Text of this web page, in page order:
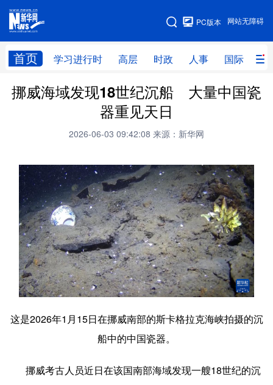
网站无障碍
PC版本
首页 学习进行时 高层 时政 人事 国际 财
网站地图
学习进行时 高层 时政 人事
财经 网评
科创 量子 体育
文化 书画 健康 军事
访谈 视频 图片 政务
法律 中央文件 金融 汽车
食品 人居 信息化 数字经济
学术中国 乡村振兴 银龄 溯源中国
城市 旅游 能源 会展
公益 一带一路 亚太网 上市公司
挪威海域发现18世纪沉船 大量中国瓷
器重见天日
2026-06-03 09:42:08 来源：新华网
这是2026年1月15日在挪威南部的斯卡格拉克海峡拍摄的沉
船中的中国瓷器。
挪威考古人员近日在该国南部海域发现一艘18世纪的沉